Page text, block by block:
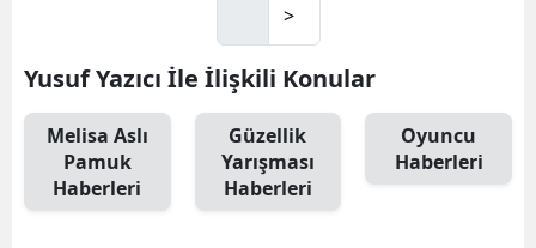
>
Yusuf Yazıcı İle İlişkili Konular
Melisa Aslı
Pamuk
Haberleri
Güzellik
Yarışması
Haberleri
Oyuncu
Haberleri